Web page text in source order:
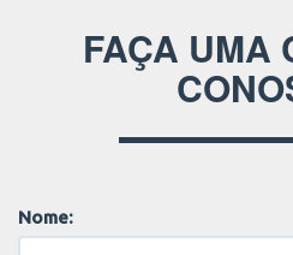
FAÇA UMA
Nome: